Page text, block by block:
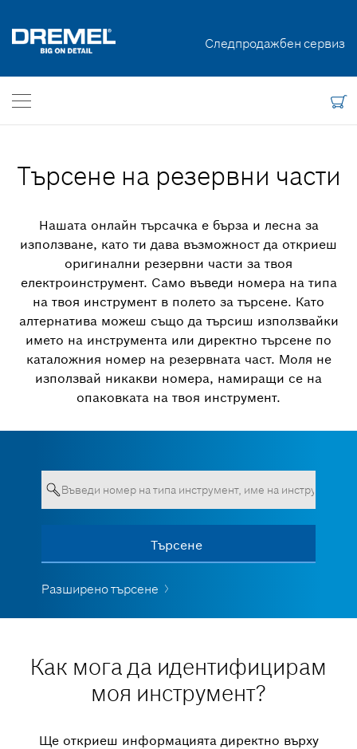
Следпродажбен сервиз
Dremel
Търсене на резервни части
Нашата онлайн търсачка е бърза и лесна за
използване, като ти дава възможност да откриеш
оригинални резервни части за твоя
електроинструмент. Само въведи номера на типа
на твоя инструмент в полето за търсене. Като
алтернатива можеш също да търсиш използвайки
името на инструмента или директно търсене по
каталожния номер на резервната част. Моля не
използвай никакви номера, намиращи се на
опаковката на твоя инструмент.
Търсене
Виж всички
минимум 3 знака
Разширено търсене
Как мога да идентифицирам
моя инструмент?
Ще откриеш информацията директно върху